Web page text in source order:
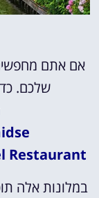
אם אתם
שלכם.
Restaurant
במלונות אלה